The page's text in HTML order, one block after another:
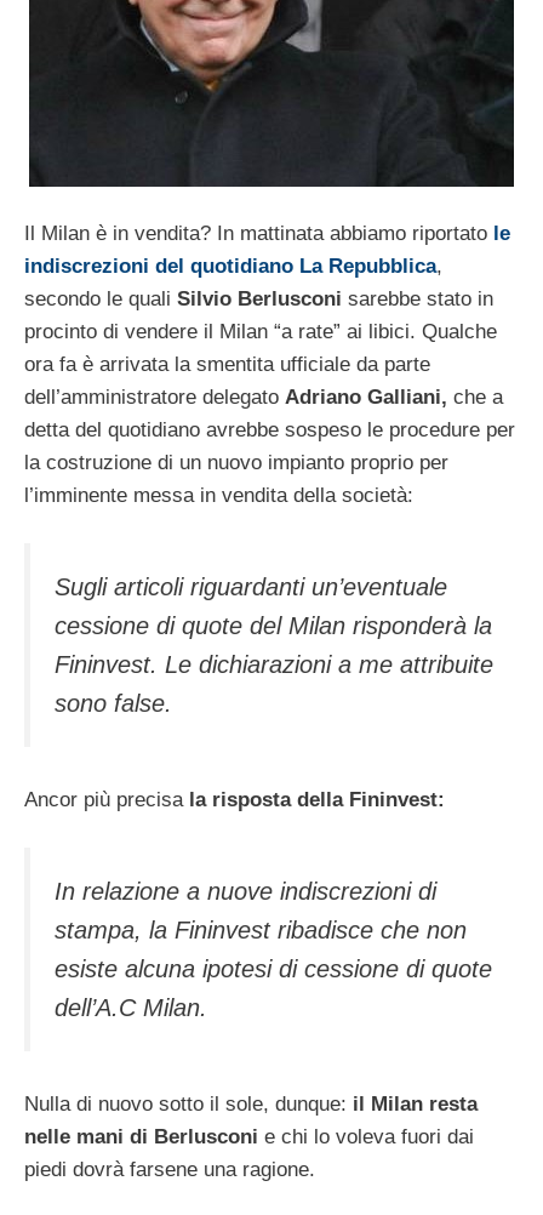
Il Milan è in vendita? In mattinata abbiamo riportato le
indiscrezioni del quotidiano La Repubblica,
secondo le quali Silvio Berlusconi sarebbe stato in
procinto di vendere il Milan “a rate” ai libici. Qualche
ora fa è arrivata la smentita ufficiale da parte
dell’amministratore delegato Adriano Galliani, che a
detta del quotidiano avrebbe sospeso le procedure per
la costruzione di un nuovo impianto proprio per
l’imminente messa in vendita della società:
Sugli articoli riguardanti un’eventuale
cessione di quote del Milan risponderà la
Fininvest. Le dichiarazioni a me attribuite
sono false.
Ancor più precisa la risposta della Fininvest:
In relazione a nuove indiscrezioni di
stampa, la Fininvest ribadisce che non
esiste alcuna ipotesi di cessione di quote
dell’A.C Milan.
Nulla di nuovo sotto il sole, dunque: il Milan resta
nelle mani di Berlusconi e chi lo voleva fuori dai
piedi dovrà farsene una ragione.